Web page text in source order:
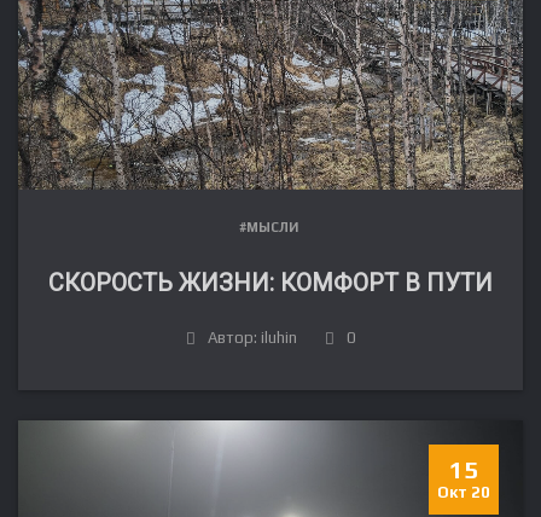
#МЫСЛИ
СКОРОСТЬ ЖИЗНИ: КОМФОРТ В ПУТИ
Автор: iluhin 0
15
Окт 20